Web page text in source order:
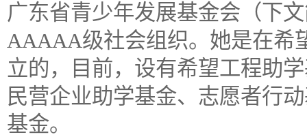
广东省青少年发展基金会 （下
AAAAA级社会组织。她是在希
立的，目前，设有希望工程助
民营企业助学基金、 志愿者行
基金。